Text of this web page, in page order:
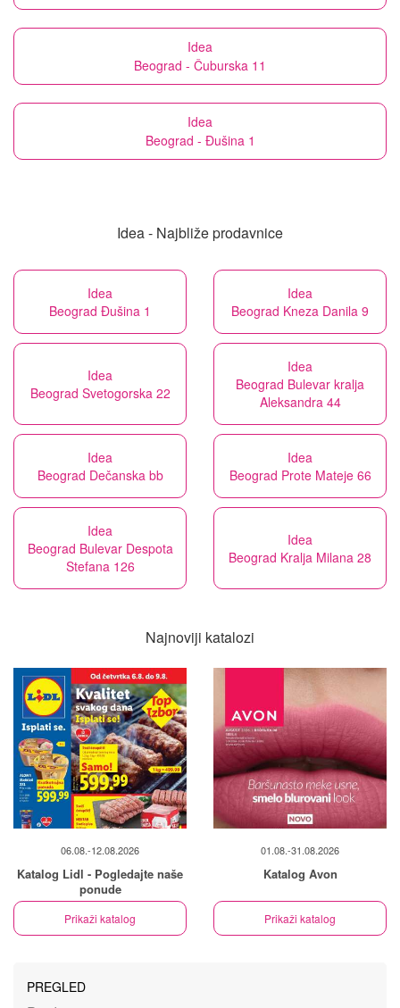
Idea
Beograd - Čuburska 11
Idea
Beograd - Đušina 1
Idea - Najbliže prodavnice
Idea
Beograd Đušina 1
Idea
Beograd Kneza Danila 9
Idea
Beograd Svetogorska 22
Idea
Beograd Bulevar kralja
Aleksandra 44
Idea
Beograd Dečanska bb
Idea
Beograd Prote Mateje 66
Idea
Beograd Bulevar Despota
Stefana 126
Idea
Beograd Kralja Milana 28
Najnoviji katalozi
06.08.-12.08.2026
Katalog Lidl - Pogledajte naše
ponude
Prikaži katalog
01.08.-31.08.2026
Katalog Avon
Prikaži katalog
PREGLED